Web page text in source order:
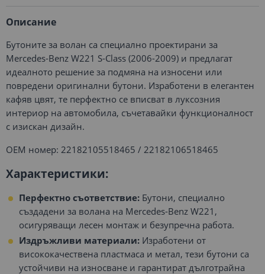
Описание
Бутоните за волан са специално проектирани за
Mercedes-Benz W221 S-Class (2006-2009) и предлагат
идеалното решение за подмяна на износени или
повредени оригинални бутони. Изработени в елегантен
кафяв цвят, те перфектно се вписват в луксозния
интериор на автомобила, съчетавайки функционалност
с изискан дизайн.
ОЕМ номер: 22182105518465 / 22182106518465
Характеристики:
Перфектно съответствие: Бутони, специално
създадени за волана на Mercedes-Benz W221,
осигуряващи лесен монтаж и безупречна работа.
Издръжливи материали: Изработени от
висококачествена пластмаса и метал, тези бутони са
устойчиви на износване и гарантират дълготрайна